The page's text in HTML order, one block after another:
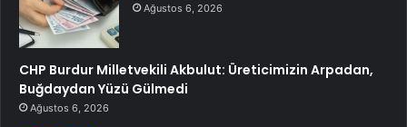
Ağustos 6, 2026
CHP Burdur Milletvekili Akbulut: Üreticimizin Arpadan,
Buğdaydan Yüzü Gülmedi
Ağustos 6, 2026